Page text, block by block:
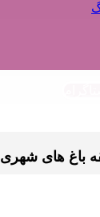
باغ های شهری